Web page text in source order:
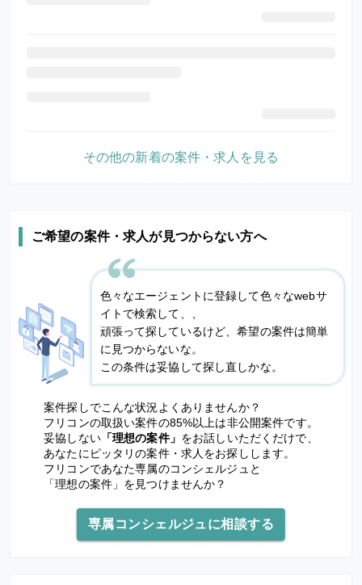
ご希望の案件・求人が見つからない方へ
色々なエージェントに登録して色々なwebサ
イトで検索して、、
頑張って探しているけど、希望の案件は簡単
に見つからないな。
この条件は妥協して探し直しかな。
案件探しでこんな状況よくありませんか？
フリコンの取扱い案件の85%以上は非公開案件です。
妥協しない「理想の案件」 をお話しいただくだけで、
あなたにピッタリの案件・求人をお探しします。
フリコンであなた専属のコンシェルジュと
「理想の案件」を見つけませんか？
専属コンシェルジュに相談する
その他の新着の案件・求人を見る